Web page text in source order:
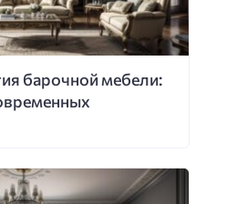
барочной мебели: